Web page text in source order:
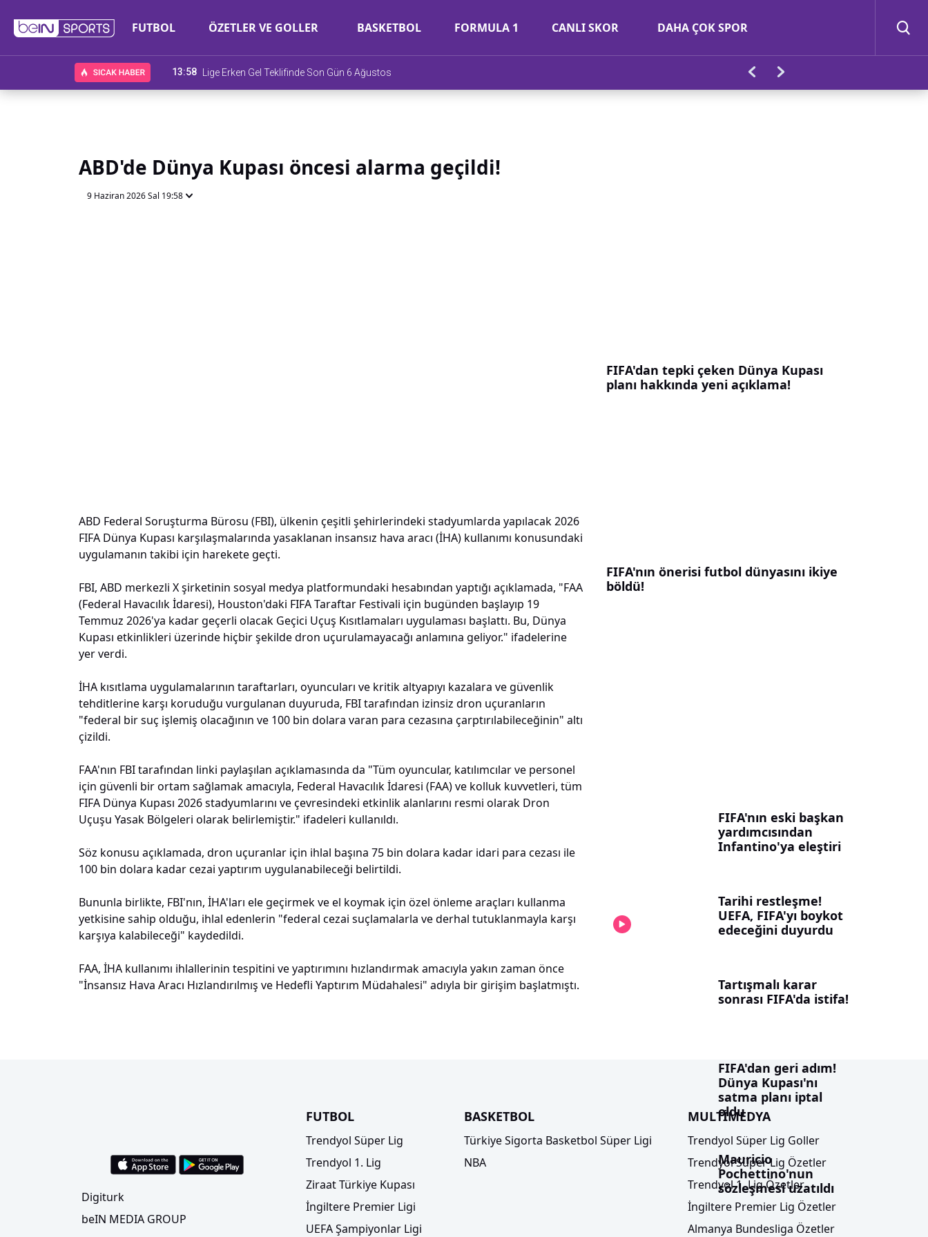
FUTBOL ÖZETLER VE GOLLER BASKETBOL FORMULA 1 CANLI SKOR DAHA ÇOK SPOR
13:58 Lige Erken Gel Teklifinde Son Gün 6 Ağustos
ABD'de Dünya Kupası öncesi alarma geçildi!
9 Haziran 2026 Sal 19:58
ABD Federal Soruşturma Bürosu (FBI), ülkenin çeşitli şehirlerindeki stadyumlarda yapılacak 2026
FIFA Dünya Kupası karşılaşmalarında yasaklanan insansız hava aracı (İHA) kullanımı konusundaki
uygulamanın takibi için harekete geçti.
FBI, ABD merkezli X şirketinin sosyal medya platformundaki hesabından yaptığı açıklamada, "FAA
(Federal Havacılık İdaresi), Houston'daki FIFA Taraftar Festivali için bugünden başlayıp 19
Temmuz 2026'ya kadar geçerli olacak Geçici Uçuş Kısıtlamaları uygulaması başlattı. Bu, Dünya
Kupası etkinlikleri üzerinde hiçbir şekilde dron uçurulamayacağı anlamına geliyor." ifadelerine
yer verdi.
İHA kısıtlama uygulamalarının taraftarları, oyuncuları ve kritik altyapıyı kazalara ve güvenlik
tehditlerine karşı koruduğu vurgulanan duyuruda, FBI tarafından izinsiz dron uçuranların
"federal bir suç işlemiş olacağının ve 100 bin dolara varan para cezasına çarptırılabileceğinin" altı
çizildi.
FAA'nın FBI tarafından linki paylaşılan açıklamasında da "Tüm oyuncular, katılımcılar ve personel
için güvenli bir ortam sağlamak amacıyla, Federal Havacılık İdaresi (FAA) ve kolluk kuvvetleri, tüm
FIFA Dünya Kupası 2026 stadyumlarını ve çevresindeki etkinlik alanlarını resmi olarak Dron
Uçuşu Yasak Bölgeleri olarak belirlemiştir." ifadeleri kullanıldı.
Söz konusu açıklamada, dron uçuranlar için ihlal başına 75 bin dolara kadar idari para cezası ile
100 bin dolara kadar cezai yaptırım uygulanabileceği belirtildi.
Bununla birlikte, FBI'nın, İHA'ları ele geçirmek ve el koymak için özel önleme araçları kullanma
yetkisine sahip olduğu, ihlal edenlerin "federal cezai suçlamalarla ve derhal tutuklanmayla karşı
karşıya kalabileceği" kaydedildi.
FAA, İHA kullanımı ihlallerinin tespitini ve yaptırımını hızlandırmak amacıyla yakın zaman önce
"İnsansız Hava Aracı Hızlandırılmış ve Hedefli Yaptırım Müdahalesi" adıyla bir girişim başlatmıştı.
FIFA'dan tepki çeken Dünya Kupası
planı hakkında yeni açıklama!
FIFA'nın önerisi futbol dünyasını ikiye
böldü!
FIFA'nın eski başkan
yardımcısından
Infantino'ya eleştiri
Tarihi restleşme!
UEFA, FIFA'yı boykot
edeceğini duyurdu
Tartışmalı karar
sonrası FIFA'da istifa!
FIFA'dan geri adım!
Dünya Kupası'nı
satma planı iptal
oldu
Mauricio
Pochettino'nun
sözleşmesi uzatıldı
Digiturk
beIN MEDIA GROUP
FUTBOL
Trendyol Süper Lig
Trendyol 1. Lig
Ziraat Türkiye Kupası
İngiltere Premier Ligi
UEFA Şampiyonlar Ligi
BASKETBOL
Türkiye Sigorta Basketbol Süper Ligi
NBA
MULTİMEDYA
Trendyol Süper Lig Goller
Trendyol Süper Lig Özetler
Trendyol 1. Lig Özetler
İngiltere Premier Lig Özetler
Almanya Bundesliga Özetler